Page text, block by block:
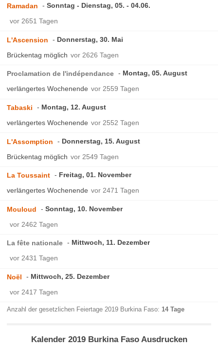
Ramadan
Sonntag - Dienstag, 05. - 04.06.
vor 2651 Tagen
L'Ascension
Donnerstag, 30. Mai
Brückentag möglich vor 2626 Tagen
Proclamation de l'indépendance
Montag, 05. August
verlängertes Wochenende vor 2559 Tagen
Tabaski
Montag, 12. August
verlängertes Wochenende vor 2552 Tagen
L'Assomption
Donnerstag, 15. August
Brückentag möglich vor 2549 Tagen
La Toussaint
Freitag, 01. November
verlängertes Wochenende vor 2471 Tagen
Mouloud
Sonntag, 10. November
vor 2462 Tagen
La fête nationale
Mittwoch, 11. Dezember
vor 2431 Tagen
Noël
Mittwoch, 25. Dezember
vor 2417 Tagen
Anzahl der gesetzlichen Feiertage 2019 Burkina Faso:14 Tage
Kalender 2019 Burkina Faso Ausdrucken